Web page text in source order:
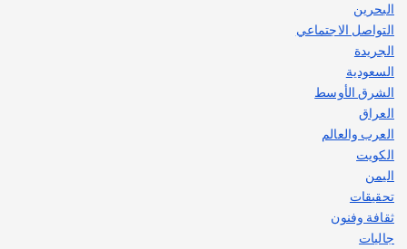
البحرين
التواصل الاجتماعي
الجريدة
السعودية
الشرق الأوسط
العراق
العرب والعالم
الكويت
اليمن
تحقيقات
ثقافة وفنون
جاليات